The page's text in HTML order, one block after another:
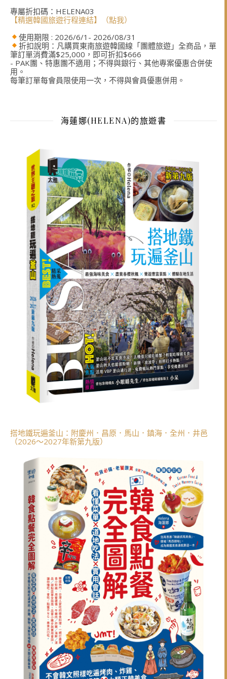
專屬折扣碼：HELENA03
【精選韓國旅遊行程連結】（點我）
使用期限 : 2026/6/1- 2026/08/31
折扣說明：凡購買東南旅遊韓國線「團體旅遊」全商品，單
筆訂單消費滿$25,000，即可折扣$666
- PAK團、特惠團不適用；不得與銀行、其他專案優惠合併使
用。
每筆訂單每會員限使用一次，不得與會員優惠併用。
海蓮娜(HELENA)的旅遊書
搭地鐵玩遍釜山：附慶州．昌原．馬山．鎮海．全州．井邑
（2026～2027年新第九版）